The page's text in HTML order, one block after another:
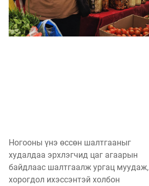
Ногооны үнэ өссөн шалтгааныг
худалдаа эрхлэгчид цаг агаарын
байдлаас шалтгаалж ургац муудаж,
хорогдол ихэссэнтэй холбон